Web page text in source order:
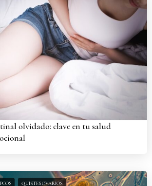
olvidado: clave en tu salud
PCOS QUISTES OVARIOS